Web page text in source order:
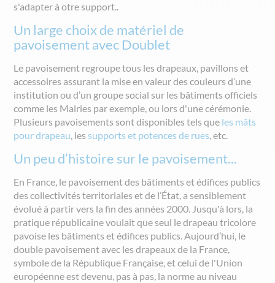
s'adapter à otre support..
Un large choix de matériel de
pavoisement avec Doublet
Le pavoisement regroupe tous les drapeaux, pavillons et
accessoires assurant la mise en valeur des couleurs d’une
institution ou d’un groupe social sur les bâtiments officiels
comme les Mairies par exemple, ou lors d'une cérémonie.
Plusieurs pavoisements sont disponibles tels que les mâts
pour drapeau, les supports et potences de rues, etc.
Un peu d’histoire sur le pavoisement...
En France, le pavoisement des bâtiments et édifices publics
des collectivités territoriales et de l’État, a sensiblement
évolué à partir vers la fin des années 2000. Jusqu'à lors, la
pratique républicaine voulait que seul le drapeau tricolore
pavoise les bâtiments et édifices publics.Aujourd’hui, le
double pavoisement avec les drapeaux de la France,
symbole de la République Française, et celui de l'Union
européenne est devenu, pas à pas, la norme au niveau